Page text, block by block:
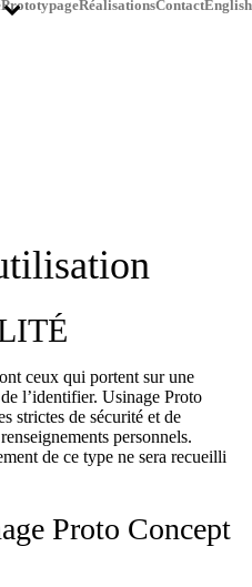
PrototypageRéalisationsContactEnglish
ceux qui portent sur une
l’identifier. Usinage Proto
strictes de sécurité et de
personnels.
de ce type ne sera recueilli
Proto Concept